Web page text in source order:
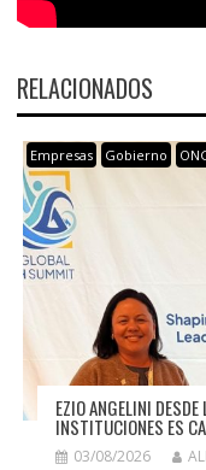
RELACIONADOS
Empresas Gobierno
EZIO ANGELINI
INSTITUCIONES ES
03/08/2026